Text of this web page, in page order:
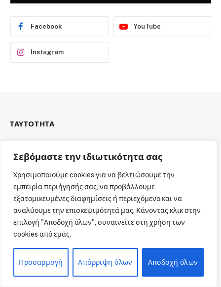
Σεβόμαστε την ιδιωτικότητα σας
Χρησιμοποιούμε cookies για να βελτιώσουμε την
εμπειρία περιήγησής σας, να προβάλλουμε
εξατομικευμένες διαφημίσεις ή περιεχόμενο και να
αναλύουμε την επισκεψιμότητά μας. Κάνοντας κλικ στην
επιλογή "Αποδοχή όλων", συναινείτε στη χρήση των
cookies από εμάς.
Προσαρμογή Απόρριψη όλων Αποδοχή όλων
Facebook YouTube
Instagram
ΤΑΥΤΟΤΗΤΑ
ΕΤΑΙΡΙΚΗ ΤΑΥΤΟΤΗΤΑ
MENU
Αρχική
Όροι χρήσης